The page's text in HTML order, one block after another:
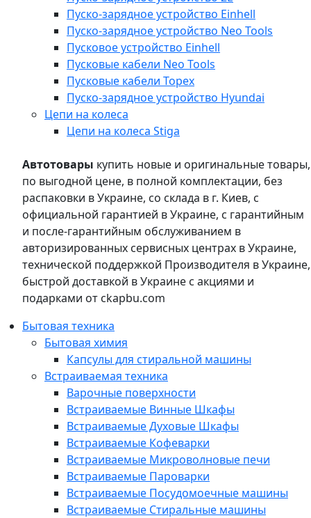
Пуско-зарядное устройство Einhell
Пуско-зарядное устройство Neo Tools
Пусковое устройство Einhell
Пусковые кабели Neo Tools
Пусковые кабели Topex
Пуско-зарядное устройство Hyundai
Цепи на колеса
Цепи на колеса Stiga
Автотовары купить новые и оригинальные товары,
по выгодной цене, в полной комплектации, без
распаковки в Украине, со склада в г. Киев, с
официальной гарантией в Украине, с гарантийным
и после-гарантийным обслуживанием в
авторизированных сервисных центрах в Украине,
технической поддержкой Производителя в Украине,
быстрой доставкой в Украине с акциями и
подарками от ckapbu.com
Бытовая техника
Бытовая химия
Капсулы для стиральной машины
Встраиваемая техника
Варочные поверхности
Встраиваемые Винные Шкафы
Встраиваемые Духовые Шкафы
Встраиваемые Кофеварки
Встраиваемые Микроволновые печи
Встраиваемые Пароварки
Встраиваемые Посудомоечные машины
Встраиваемые Стиральные машины